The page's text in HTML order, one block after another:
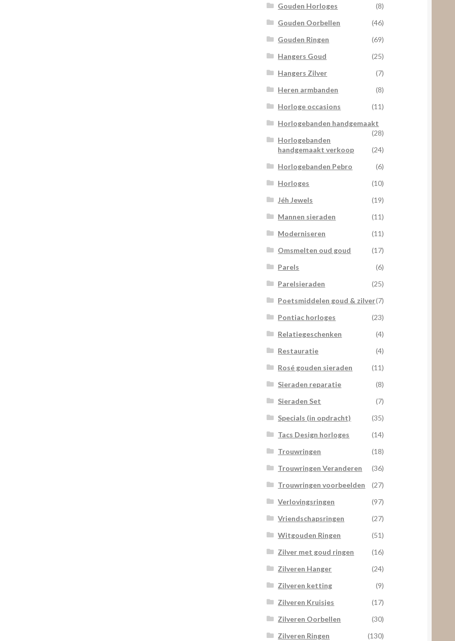
Gouden Horloges
(8)
Gouden Oorbellen
(46)
Gouden Ringen
(69)
Hangers Goud
(25)
Hangers Zilver
(7)
Heren armbanden
(8)
Horloge occasions
(11)
Horlogebanden handgemaakt
(28)
Horlogebanden
handgemaakt verkoop
(24)
Horlogebanden Pebro
(6)
Horloges
(10)
Jéh Jewels
(19)
Mannen sieraden
(11)
Moderniseren
(11)
Omsmelten oud goud
(17)
Parels
(6)
Parelsieraden
(25)
Poetsmiddelen goud & zilver(7)
Pontiac horloges
(23)
Relatiegeschenken
(4)
Restauratie
(4)
Rosé gouden sieraden
(11)
Sieraden reparatie
(8)
Sieraden Set
(7)
Specials (in opdracht)
(35)
Tacs Design horloges
(14)
Trouwringen
(18)
Trouwringen Veranderen
(36)
Trouwringen voorbeelden
(27)
Verlovingsringen
(97)
Vriendschapsringen
(27)
Witgouden Ringen
(51)
Zilver met goud ringen
(16)
Zilveren Hanger
(24)
Zilveren ketting
(9)
Zilveren Kruisjes
(17)
Zilveren Oorbellen
(30)
Zilveren Ringen
(130)